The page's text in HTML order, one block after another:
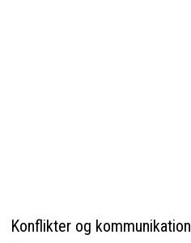
Konflikter og kommunikation